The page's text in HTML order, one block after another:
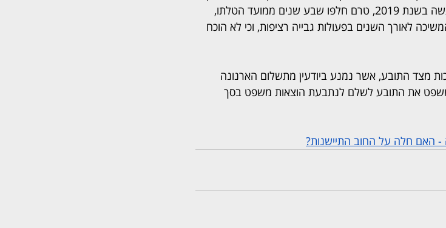
ההתיישנות. נקבע כי מאחר שמימוש העיקול נעשה בשנת 2019, טרם חלפו שבע שנים ממועד הטלתו,
לאורך השנים בפעולות גבייה רציפות, וכי לא הוכח
מצד התובע, אשר נמנע ביודעין מתשלום הארנונה
את התובע לשלם לנתבעת הוצאות משפט בסך